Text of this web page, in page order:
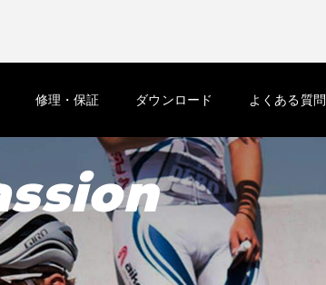
修理・保証 ダウンロード よくある質問